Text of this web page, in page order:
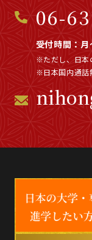
06-
受付時間：
※ただし、日本
※日本国内通話